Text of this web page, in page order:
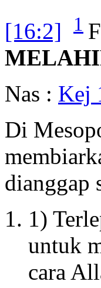
[16:2]
1
Nas : Kej
Di
dianggap
1)
untuk
cara